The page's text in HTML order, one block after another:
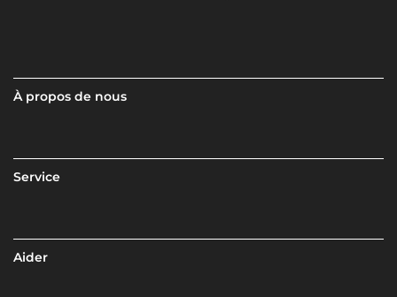
À propos de nous
Service
Aider